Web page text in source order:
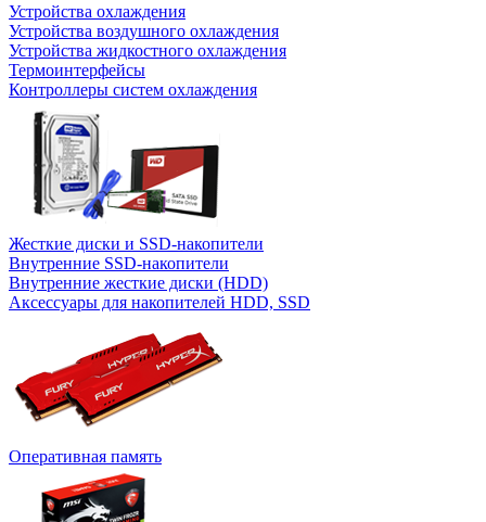
Устройства охлаждения
Устройства воздушного охлаждения
Устройства жидкостного охлаждения
Термоинтерфейсы
Контроллеры систем охлаждения
Жесткие диски и SSD-накопители
Внутренние SSD-накопители
Внутренние жесткие диски (HDD)
Аксессуары для накопителей HDD, SSD
Оперативная память